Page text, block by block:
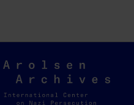
Arolsen
Archives